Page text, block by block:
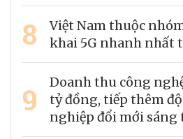
8
Việt Nam thuộc
khai 5G nhanh nhất
9
Doanh thu công
tỷ đồng, tiếp thêm
nghiệp đổi mới sáng